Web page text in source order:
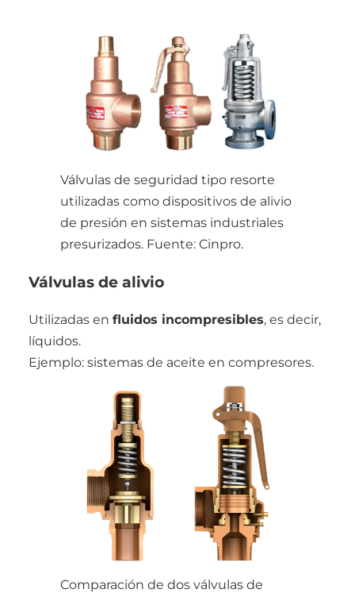
Válvulas de seguridad tipo resorte
utilizadas como dispositivos de alivio
de presión en sistemas industriales
presurizados. Fuente: Cinpro.
Válvulas de alivio
Utilizadas en fluidos incompresibles, es decir,
líquidos.
Ejemplo: sistemas de aceite en compresores.
Comparación de dos válvulas de